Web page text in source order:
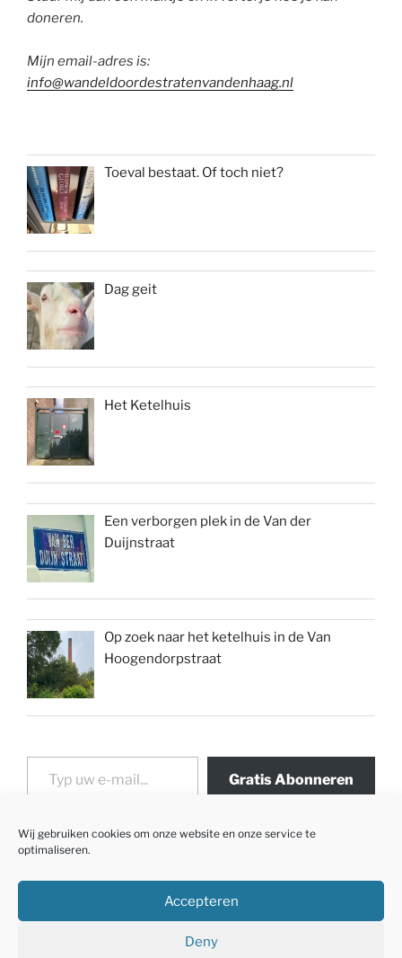
Wij gebruiken cookies om onze website en onze service te
optimaliseren.
Accepteren
Deny
doneren.
Mijn email-adres is:
info@wandeldoordestratenvandenhaag.nl
Toeval bestaat. Of toch niet?
Dag geit
Het Ketelhuis
Een verborgen plek in de Van der
Duijnstraat
Op zoek naar het ketelhuis in de Van
Hoogendorpstraat
Typ uw e-mail...
Gratis Abonneren